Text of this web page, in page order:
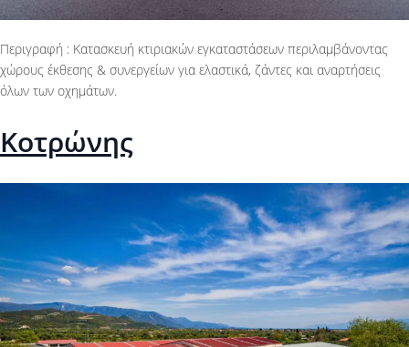
Περιγραφή : Κατασκευή κτιριακών εγκαταστάσεων περιλαμβάνοντας
χώρους έκθεσης & συνεργείων για ελαστικά, ζάντες και αναρτήσεις
όλων των οχημάτων.
Κοτρώνης